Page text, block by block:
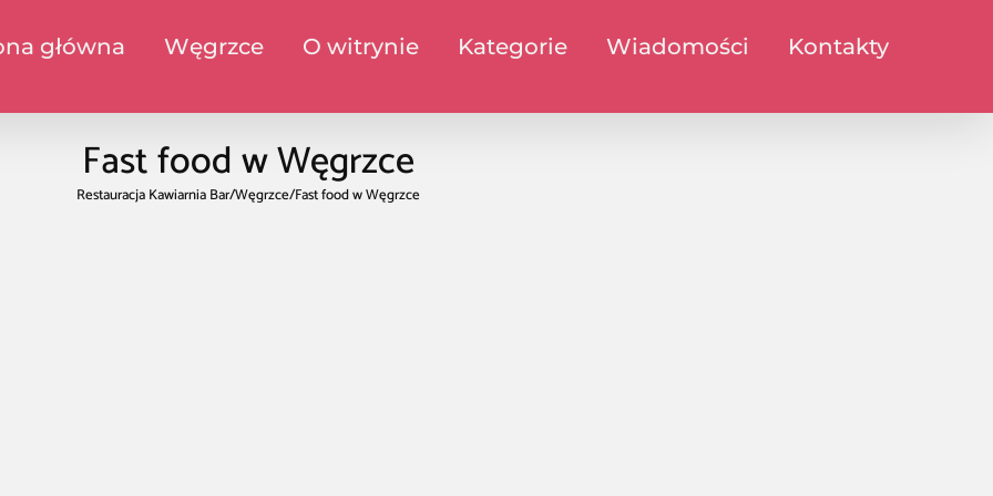
główna Węgrzce O witrynie Kategorie Wiadomości Kontakty
Fast food w Węgrzce
Restauracja Kawiarnia Bar/Węgrzce/Fast food w Węgrzce